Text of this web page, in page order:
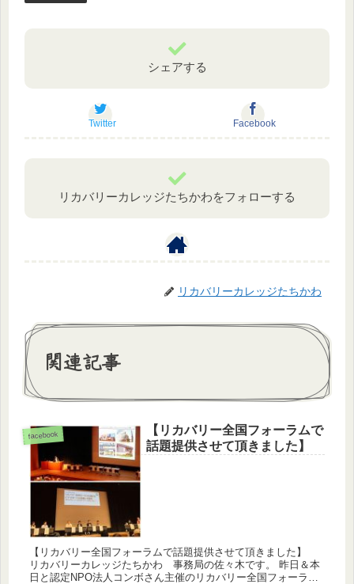
シェアする
Twitter Facebook
リカバリーカレッジたちかわをフォローする
リカバリーカレッジたちかわ
関連記事
facebook
【リカバリー全国フォーラムで
話題提供させて頂きました】
【リカバリー全国フォーラムで話題提供させて頂きました】
リカバリーカレッジたちかわ 事務局の佐々木です。 昨日＆本
日と認定NPO法人コンボさん主催のリカバリー全国フォーラム